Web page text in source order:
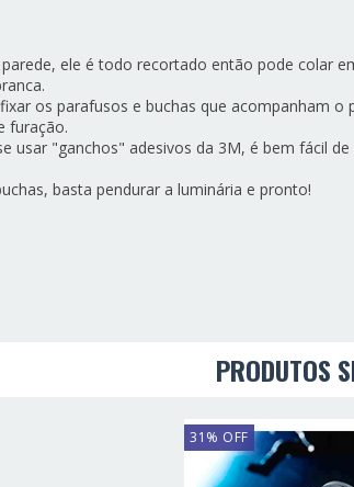
ele é todo recortado então pode colar
os parafusos e buchas que acompanham o
furação.
usar "ganchos" adesivos da 3M, é bem fácil de
basta pendurar a luminária e pronto!
PRODUTOS
31 % OFF